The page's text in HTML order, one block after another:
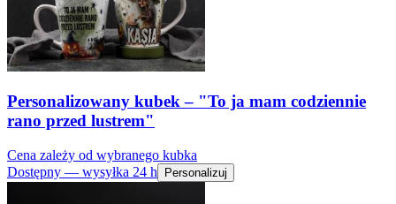
Personalizowany kubek – "To ja mam codziennie
rano przed lustrem"
Cena zależy od wybranego kubka
Dostępny — wysyłka 24 h
Personalizuj